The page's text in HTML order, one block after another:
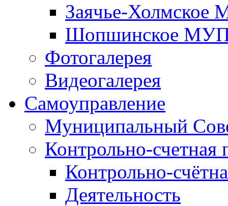
Заячье-
Шопшинское
Фотогалерея
Видеогалерея
Самоуправление
Муниципальный
Контрольно-счетная
Контрольно-
Деятельность